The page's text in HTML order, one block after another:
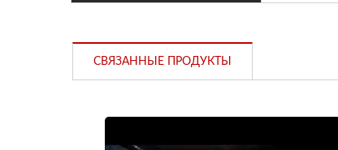
СВЯЗАННЫЕ ПРОДУКТЫ